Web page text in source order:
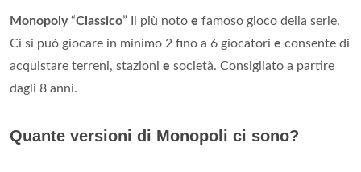
Monopoly“Classico” Il più noto e famoso gioco della serie.
Ci si può giocare in minimo 2 fino a 6 giocatori e consente di
acquistare terreni, stazioni e società. Consigliato a partire
dagli 8 anni.
Quante versioni di Monopoli ci sono?